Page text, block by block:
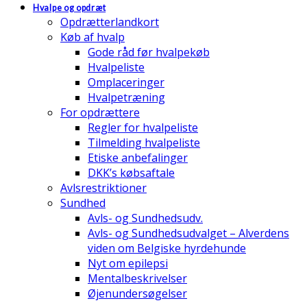
Hvalpe og opdræt
Opdrætterlandkort
Køb af hvalp
Gode råd før hvalpekøb
Hvalpeliste
Omplaceringer
Hvalpetræning
For opdrættere
Regler for hvalpeliste
Tilmelding hvalpeliste
Etiske anbefalinger
DKK’s købsaftale
Avlsrestriktioner
Sundhed
Avls- og Sundhedsudv.
Avls- og Sundhedsudvalget – Alverdens
viden om Belgiske hyrdehunde
Nyt om epilepsi
Mentalbeskrivelser
Øjenundersøgelser